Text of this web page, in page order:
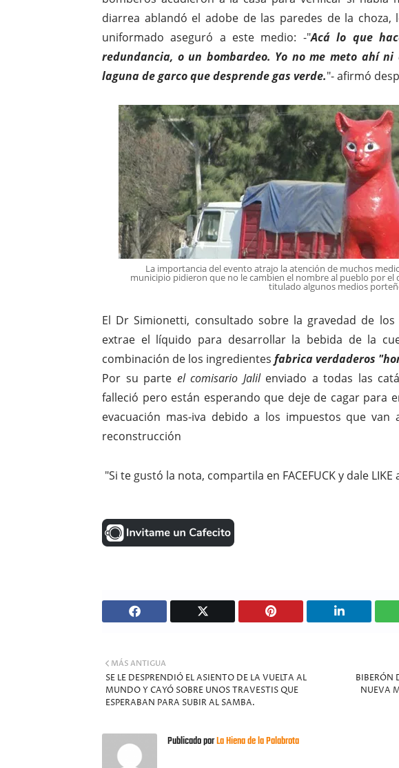
diarrea ablandó el adobe de las paredes de la
uniformado aseguró a este medio: -"Acá lo que
redundancia, o un bombardeo. Yo no me meto ahí
laguna de garco que desprende gas verde."- afirmó
La importancia del evento atrajo la atención de muchos
municipio pidieron que no le cambien el nombre al pueblo por
titulado algunos medios
El Dr Simionetti, consultado sobre la gravedad de
extrae el líquido para desarrollar la bebida de la
combinación de los ingredientes fabrica verdaderos
Por su parte el comisario Jalil enviado a todas las
falleció pero están esperando que deje de cagar para
evacuación mas-iva debido a los impuestos que
reconstrucción
"Si te gustó la nota, compartila en FACEFUCK y dale LIKE
BIBERÓN
NUEVA
MÁS ANTIGUA
SE LE DESPRENDIÓ EL ASIENTO DE LA VUELTA AL
MUNDO Y CAYÓ SOBRE UNOS TRAVESTIS QUE
ESPERABAN PARA SUBIR AL SAMBA.
Publicado porLa Hiena de la Palabrota